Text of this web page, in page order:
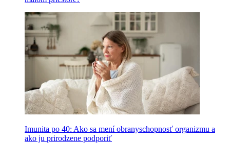
Imunita po 40: Ako sa mení obranyschopnosť organizmu a
ako ju prirodzene podporiť